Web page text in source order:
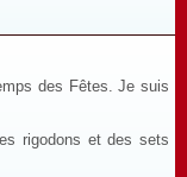
des Fêtes. Je suis
rigodons et des sets